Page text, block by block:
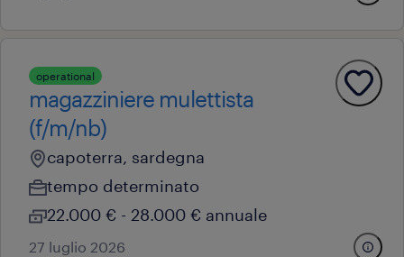
operational
magazziniere mulettista
(f/m/nb)
capoterra, sardegna
tempo determinato
22.000 € - 28.000 € annuale
27 luglio 2026